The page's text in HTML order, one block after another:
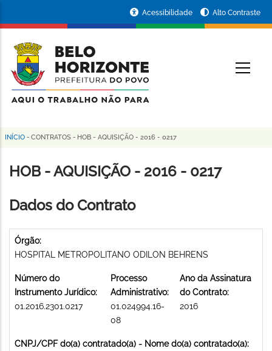
conteúdo
principal
da
Prefeitura
de
Horizonte
Acessibilidade Alto Contraste
Trilha
de
INÍCIO - CONTRATOS - HOB - AQUISIÇÃO - 2016 - 0217
HOB - AQUISIÇÃO - 2016 - 0217
Dados do Contrato
Órgão:
HOSPITAL METROPOLITANO ODILON BEHRENS
Número do
Instrumento Jurídico:
01.2016.2301.0217
Processo
Administrativo:
01.024994.16-
08
Ano da Assinatura
do Contrato:
2016
CNPJ/CPF do(a) contratado(a) - Nome do(a) contratado(a):